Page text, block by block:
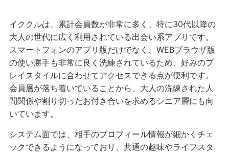
イククルは、累計会員数が非常に多く、特に30代以降の
大人の世代に広く利用されている出会い系アプリです。
スマートフォンのアプリ版だけでなく、WEBブラウザ版
の使い勝手も非常に良く洗練されているため、好みのプ
レイスタイルに合わせてアクセスできる点が便利です。
会員層が落ち着いていることから、大人の洗練された人
間関係や割り切ったお付き合いを求めるシニア層にも向
いています。
システム面では、相手のプロフィール情報が細かくチェ
ックできるようになっており、共通の趣味やライフスタ